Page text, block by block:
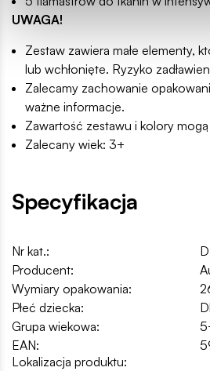
UWAGA!
Zestaw zawiera małe elementy,
lub wchłonięte. Ryzyko
Zalecamy zachowanie
ważne informacje.
Zawartość zestawu i kolory
Zalecany wiek: 3+
Specyfikacja
Nr kat.:
Producent:
Wymiary opakowania:
Płeć dziecka:
Grupa wiekowa:
EAN:
Lokalizacja produktu: